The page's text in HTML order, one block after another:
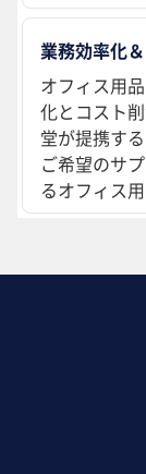
業務効率化
オフィス用
化とコスト
堂が提携す
ご希望のサ
るオフィス